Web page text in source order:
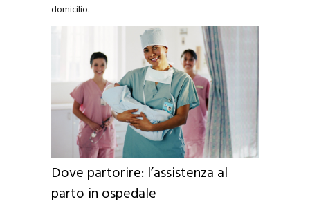
domicilio.
Dove partorire: l’assistenza al
parto in ospedale